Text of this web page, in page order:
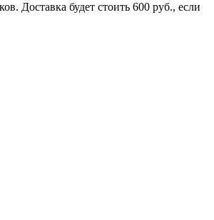
Доставка будет стоить 600 руб., если